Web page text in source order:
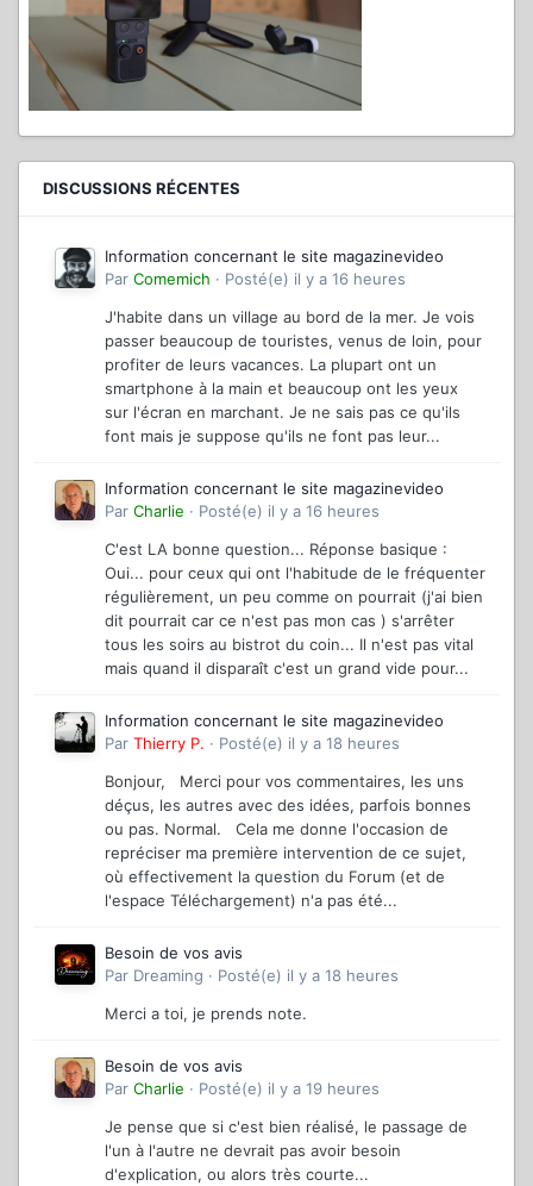
DISCUSSIONS RÉCENTES
Information concernant le site magazinevideo
Par Comemich · Posté(e) il y a 16 heures
J'habite dans un village au bord de la mer. Je vois
passer beaucoup de touristes, venus de loin, pour
profiter de leurs vacances. La plupart ont un
smartphone à la main et beaucoup ont les yeux
sur l'écran en marchant. Je ne sais pas ce qu'ils
font mais je suppose qu'ils ne font pas leur...
Information concernant le site magazinevideo
Par Charlie · Posté(e) il y a 16 heures
C'est LA bonne question... Réponse basique :
Oui... pour ceux qui ont l'habitude de le fréquenter
régulièrement, un peu comme on pourrait (j'ai bien
dit pourrait car ce n'est pas mon cas ) s'arrêter
tous les soirs au bistrot du coin... Il n'est pas vital
mais quand il disparaît c'est un grand vide pour...
Information concernant le site magazinevideo
Par Thierry P. · Posté(e) il y a 18 heures
Bonjour, Merci pour vos commentaires, les uns
déçus, les autres avec des idées, parfois bonnes
ou pas. Normal. Cela me donne l'occasion de
repréciser ma première intervention de ce sujet,
où effectivement la question du Forum (et de
l'espace Téléchargement) n'a pas été...
Besoin de vos avis
Par Dreaming · Posté(e) il y a 18 heures
Merci a toi, je prends note.
Besoin de vos avis
Par Charlie · Posté(e) il y a 19 heures
Je pense que si c'est bien réalisé, le passage de
l'un à l'autre ne devrait pas avoir besoin
d'explication, ou alors très courte...